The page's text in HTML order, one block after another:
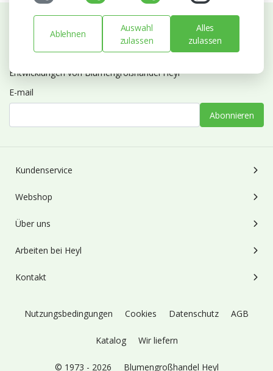
Abonnieren Sie unseren Newsletter
Entwicklungen von Blumengroßhandel Heyl
E-mail
Abonnieren
Kundenservice
Webshop
Über uns
Arbeiten bei Heyl
Kontakt
Nutzungsbedingungen Cookies Datenschutz AGB
Katalog Wir liefern
© 1973 - 2026 Blumengroßhandel Heyl
Ablehnen
Auswahl
zulassen
Alles
zulassen